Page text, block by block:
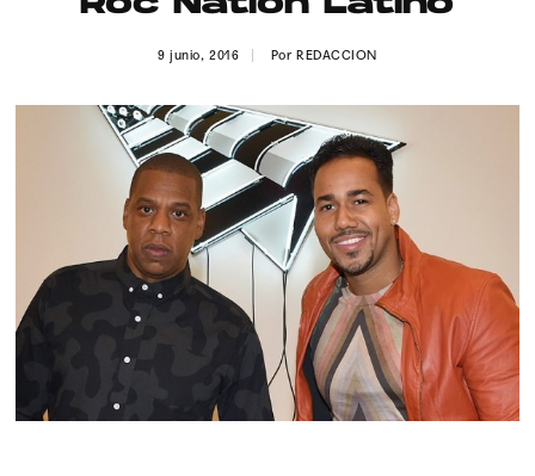
© 2015-2022 UMOMAG. PROPIEDAD DE UMO agency. TODOS LOS
DERECHOS RESERVADOS.
9 junio, 2016 Por REDACCION